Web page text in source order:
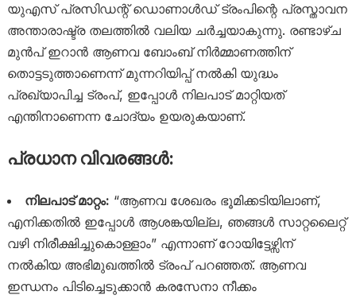
യുഎസ് പ്രസിഡന്റ് ഡൊണാൾഡ് ട്രംപിന്റെ പ്രസ്താവന
അന്താരാഷ്ട്ര തലത്തിൽ വലിയ ചർച്ചയാകുന്നു. രണ്ടാഴ്ച
മുൻപ് ഇറാൻ ആണവ ബോംബ് നിർമ്മാണത്തിന്
തൊട്ടടുത്താണെന്ന് മുന്നറിയിപ്പ് നൽകി യുദ്ധം
പ്രഖ്യാപിച്ച ട്രംപ്, ഇപ്പോൾ നിലപാട് മാറ്റിയത്
എന്തിനാണെന്ന ചോദ്യം ഉയരുകയാണ്.
പ്രധാന വിവരങ്ങൾ:
നിലപാട് മാറ്റം: “ആണവ ശേഖരം ഭൂമിക്കടിയിലാണ്,
എനിക്കതിൽ ഇപ്പോൾ ആശങ്കയില്ല, ഞങ്ങൾ സാറ്റലൈറ്റ്
വഴി നിരീക്ഷിച്ചുകൊള്ളാം” എന്നാണ് റോയിട്ടേഴ്സിന്
നൽകിയ അഭിമുഖത്തിൽ ട്രംപ് പറഞ്ഞത്. ആണവ
ഇന്ധനം പിടിച്ചെടുക്കാൻ കരസേനാ നീക്കം